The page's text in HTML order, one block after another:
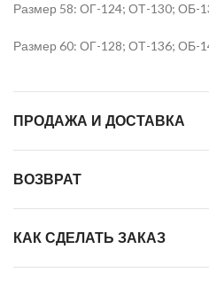
Размер 58: ОГ-124; ОТ-130; ОБ-
Размер 60: ОГ-128; ОТ-136; ОБ-
ПРОДАЖА И ДОСТАВКА
ВОЗВРАТ
КАК СДЕЛАТЬ ЗАКАЗ